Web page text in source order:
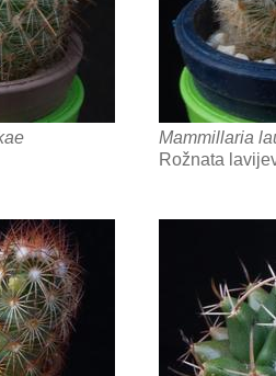
Mammillaria
Rožnata